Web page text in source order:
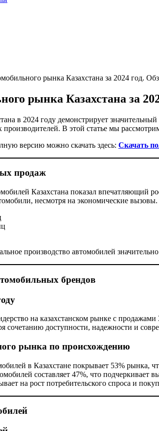
рынка Казахстана за 2024 год.
рынка Казахстана за
в 2024 году демонстрирует
В этой статье мы
версию можно скачать здесь: Скачать
продаж
Казахстана показал впечатляющий
несмотря на экономические
производство автомобилей
брендов
на казахстанском рынке с
сочетанию доступности, надежности и
рынка по происхождению
в Казахстане покрывает 53% рынка,
составляет 47%, что подчеркивает
на рост потребительского спроса и